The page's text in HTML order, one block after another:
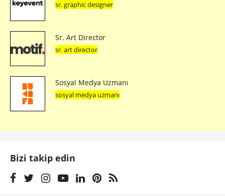
sr. graphic designer
Sr. Art Director
sr. art director
Sosyal Medya Uzmanı
sosyal medya uzmanı
Bizi takip edin